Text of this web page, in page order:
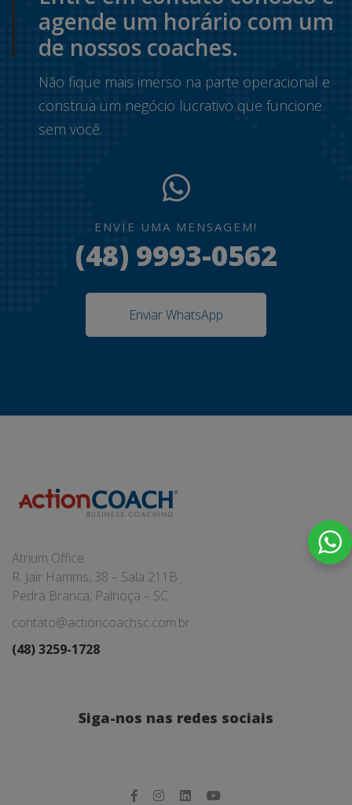
agende um horário com um
de nossos coaches.
Não fique mais imerso na parte operacional e
construa um negócio lucrativo que funcione
sem você.
ENVIE UMA MENSAGEM!
(48) 9993-0562
Enviar WhatsApp
Atrium Office
R. Jair Hamms, 38 – Sala 211B
Pedra Branca, Palhoça – SC
contato@actioncoachsc.com.br
(48) 3259-1728
Siga-nos nas redes sociais